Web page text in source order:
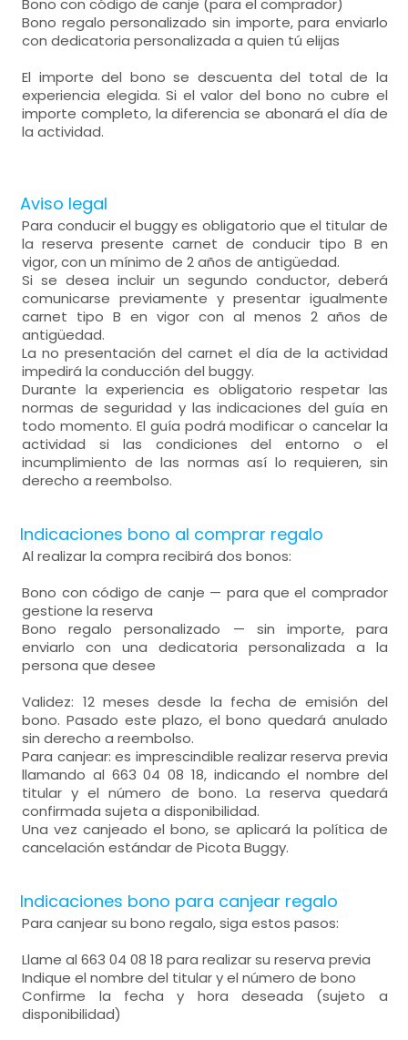
Bono con código de canje (para el comprador)
Bono regalo personalizado sin importe, para enviarlo
con dedicatoria personalizada a quien tú elijas
El importe del bono se descuenta del total de la
experiencia elegida. Si el valor del bono no cubre el
importe completo, la diferencia se abonará el día de
la actividad.
Aviso legal
Para conducir el buggy es obligatorio que el titular de
la reserva presente carnet de conducir tipo B en
vigor, con un mínimo de 2 años de antigüedad.
Si se desea incluir un segundo conductor, deberá
comunicarse previamente y presentar igualmente
carnet tipo B en vigor con al menos 2 años de
antigüedad.
La no presentación del carnet el día de la actividad
impedirá la conducción del buggy.
Durante la experiencia es obligatorio respetar las
normas de seguridad y las indicaciones del guía en
todo momento. El guía podrá modificar o cancelar la
actividad si las condiciones del entorno o el
incumplimiento de las normas así lo requieren, sin
derecho a reembolso.
Indicaciones bono al comprar regalo
Al realizar la compra recibirá dos bonos:
Bono con código de canje — para que el comprador
gestione la reserva
Bono regalo personalizado — sin importe, para
enviarlo con una dedicatoria personalizada a la
persona que desee
Validez: 12 meses desde la fecha de emisión del
bono. Pasado este plazo, el bono quedará anulado
sin derecho a reembolso.
Para canjear: es imprescindible realizar reserva previa
llamando al 663 04 08 18, indicando el nombre del
titular y el número de bono. La reserva quedará
confirmada sujeta a disponibilidad.
Una vez canjeado el bono, se aplicará la política de
cancelación estándar de Picota Buggy.
Indicaciones bono para canjear regalo
Para canjear su bono regalo, siga estos pasos:
Llame al 663 04 08 18 para realizar su reserva previa
Indique el nombre del titular y el número de bono
Confirme la fecha y hora deseada (sujeto a
disponibilidad)